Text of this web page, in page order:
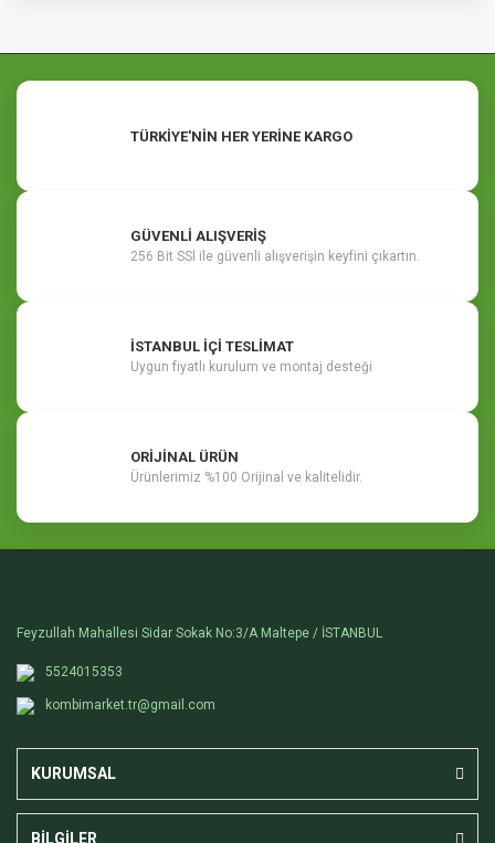
TÜRKİYE'NİN HER YERİNE KARGO
GÜVENLİ ALIŞVERİŞ
256 Bit SSl ile güvenli alışverişin keyfini çıkartın.
İSTANBUL İÇİ TESLİMAT
Uygun fiyatlı kurulum ve montaj desteği
ORİJİNAL ÜRÜN
Ürünlerimiz %100 Orijinal ve kalitelidir.
Feyzullah Mahallesi Sidar Sokak No:3/A Maltepe / İSTANBUL
5524015353
kombimarket.tr@gmail.com
KURUMSAL
BİLGİLER